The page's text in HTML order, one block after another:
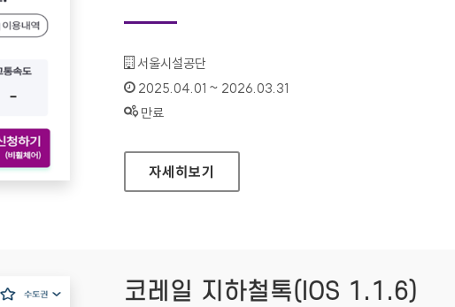
기관명 :
서울시설공단
인증기간 :
2025.04.01 ~ 2026.03.31
상태 :
만료
서울장애인콜택시(ANDROID) VER 2.2.0
자세히보기
코레일 지하철톡(IOS 1.1.6)